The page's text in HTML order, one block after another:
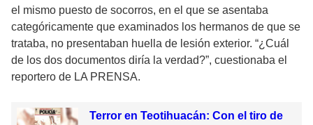
el mismo puesto de socorros, en el que se asentaba
categóricamente que examinados los hermanos de que se
trataba, no presentaban huella de lesión exterior. “¿Cuál
de los dos documentos diría la verdad?”, cuestionaba el
reportero de LA PRENSA.
Terror en Teotihuacán: Con el tiro de